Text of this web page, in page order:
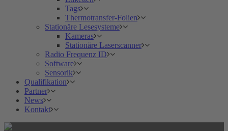
Tags
Thermotransfer-Folien
Stationäre Lesesysteme
Kameras
Stationäre Laserscanner
Radio Frequenz ID
Software
Sensorik
Qualifikation
Partner
News
Kontakt